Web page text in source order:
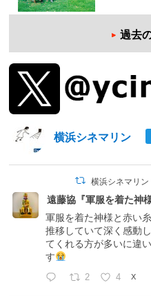
過去
横浜シネマリン
横浜シネマリ
遠藤協『軍服を着た神
軍服を着た神様と赤い
推移していて深く感動
てくれる方が多いに違
す
2 4 X